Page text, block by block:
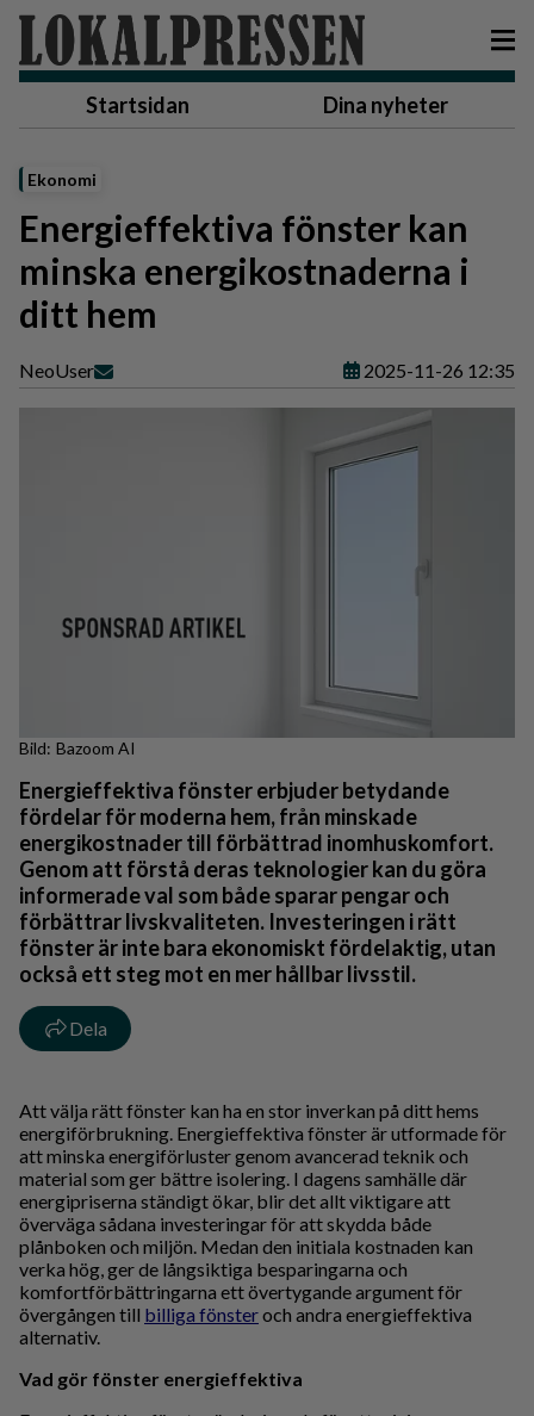
Startsidan Dina nyheter
Ekonomi
Energieffektiva fönster kan
minska energikostnaderna i
ditt hem
NeoUser 2025-11-26 12:35
Bazoom AI
Energieffektiva fönster erbjuder betydande
fördelar för moderna hem, från minskade
energikostnader till förbättrad inomhuskomfort.
Genom att förstå deras teknologier kan du göra
informerade val som både sparar pengar och
förbättrar livskvaliteten. Investeringen i rätt
fönster är inte bara ekonomiskt fördelaktig, utan
också ett steg mot en mer hållbar livsstil.
Dela
Att välja rätt fönster kan ha en stor inverkan på ditt hems
energiförbrukning. Energieffektiva fönster är utformade för
att minska energiförluster genom avancerad teknik och
material som ger bättre isolering. I dagens samhälle där
energipriserna ständigt ökar, blir det allt viktigare att
överväga sådana investeringar för att skydda både
plånboken och miljön. Medan den initiala kostnaden kan
verka hög, ger de långsiktiga besparingarna och
komfortförbättringarna ett övertygande argument för
övergången till billiga fönsteroch andra energieffektiva
alternativ.
Vad gör fönster energieffektiva